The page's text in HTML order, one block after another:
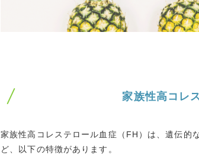
家族性高コレ
家族性高コレステロール血症（FH）は、遺伝的
ど、以下の特徴があります。